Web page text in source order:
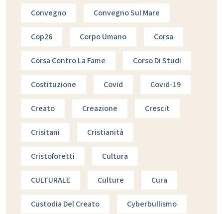
Convegno Convegno Sul Mare
Cop26 Corpo Umano Corsa
Corsa Contro La Fame Corso Di Studi
Costituzione Covid Covid-19
Creato Creazione Crescit
Crisitani Cristianità
Cristoforetti Cultura
CULTURALE Culture Cura
Custodia Del Creato Cyberbullismo